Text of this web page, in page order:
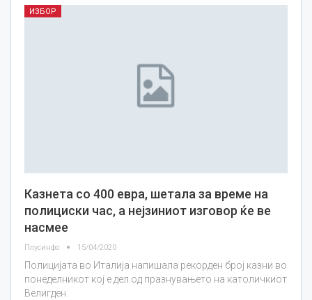
ИЗБОР
Казнета со 400 евра, шетала за време на
полициски час, а нејзиниот изговор ќе ве
насмее
Плусинфо 15/04/2020
Полицијата во Италија напишала рекорден број казни во
понеделникот кој е дел од празнувањето на католичкиот
Велигден.